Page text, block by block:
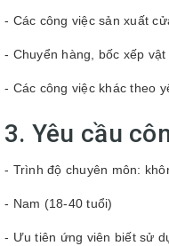
- Các công việc sản xuất
- Chuyển hàng, bốc xếp vật
- Các công việc khác theo
3. Yêu cầu
- Trình độ chuyên môn:
- Nam (18-40 tuổi)
- Ưu tiên ứng viên biết sử